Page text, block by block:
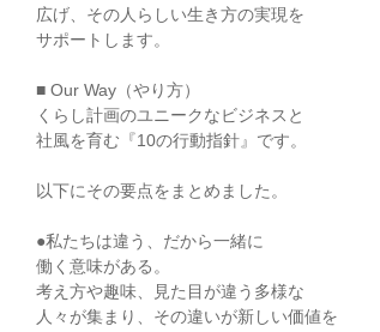
広げ、その人らしい生き方の実現を
サポートします。
■ Our Way（やり方）
くらし計画のユニークなビジネスと
社風を育む『10の行動指針』です。
以下にその要点をまとめました。
●私たちは違う、だから一緒に
働く意味がある。
考え方や趣味、見た目が違う多様な
人々が集まり、その違いが新しい価値を